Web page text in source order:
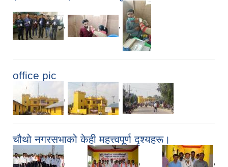
, ,
office pic
, ,
चौथो नगरसभाको केही महत्त्वपूर्ण दृश्यहरू।
, , ,